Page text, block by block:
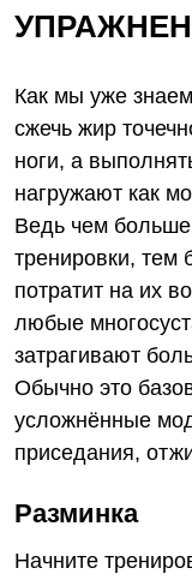
Как мы уже
сжечь жир
ноги, а
нагружают как
Ведь чем
тренировки, тем
потратит на их
любые
затрагивают
Обычно это
усложнённые
приседания,
Разминка
Начните